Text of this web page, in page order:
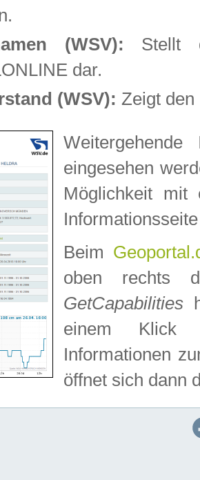
(WSV): Stellt
dar.
(WSV): Zeigt den
eingesehen
Möglichkeit mit
Beim
oben rechts
GetCapabilities
einem Klick
Informationen
öffnet sich dann